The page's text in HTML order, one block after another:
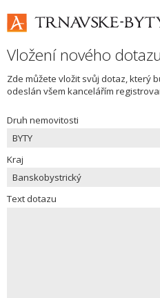
Vložení nového dotazu
Zde můžete vložit svůj dotaz, který
odeslán všem kancelářím
Druh nemovitosti
BYTY
Kraj
Banskobystrický
Text dotazu